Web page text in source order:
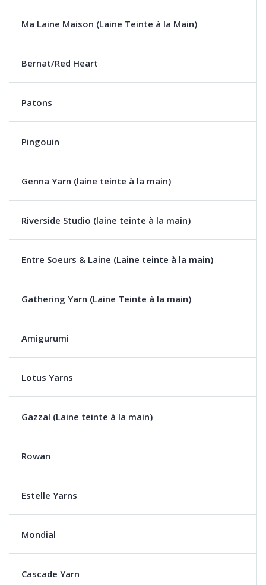
Ma Laine Maison (Laine Teinte à la Main)
Bernat/Red Heart
Patons
Pingouin
Genna Yarn (laine teinte à la main)
Riverside Studio (laine teinte à la main)
Entre Soeurs & Laine (Laine teinte à la main)
Gathering Yarn (Laine Teinte à la main)
Amigurumi
Lotus Yarns
Gazzal (Laine teinte à la main)
Rowan
Estelle Yarns
Mondial
Cascade Yarn